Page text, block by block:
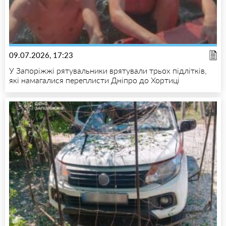
09.07.2026, 17:23
У Запоріжжі рятувальники врятували трьох підлітків,
які намагалися переплисти Дніпро до Хортиці